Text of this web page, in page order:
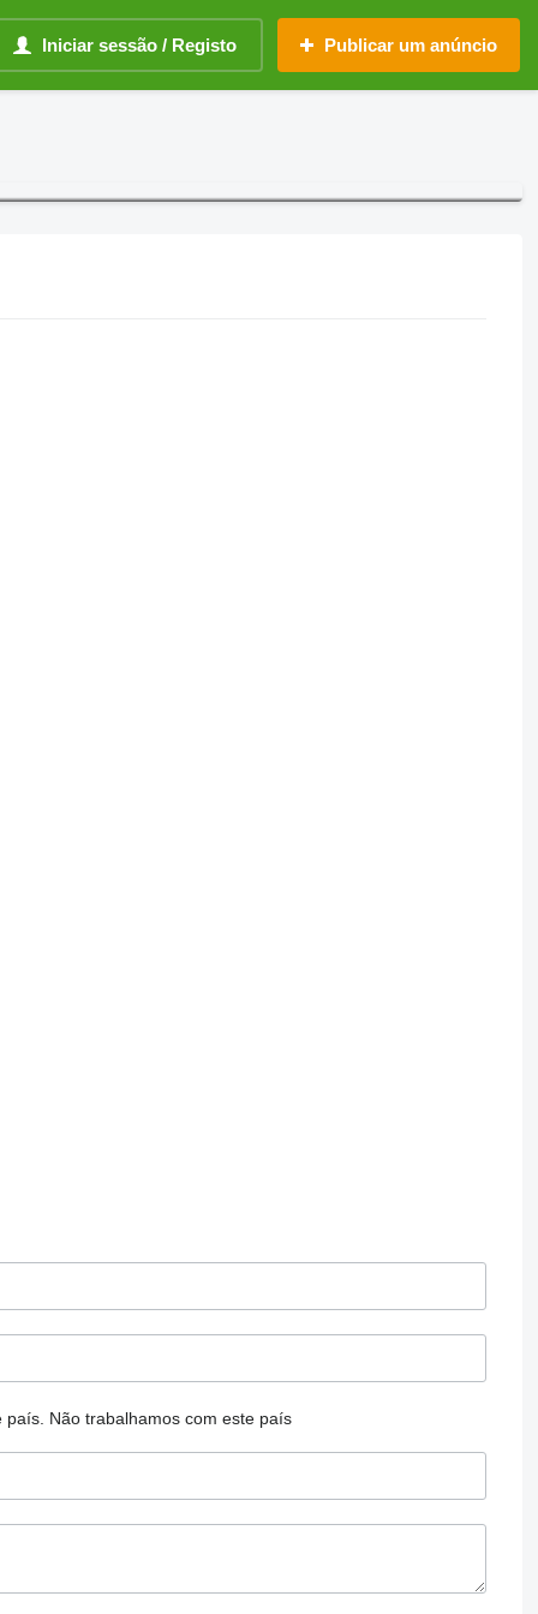
Iniciar sessão / Registo Publicar um anúncio
Não trabalhamos com este país